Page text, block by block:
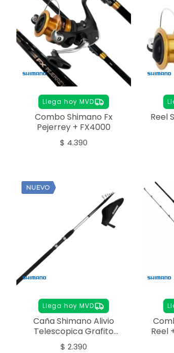
Llega hoy MVD
Combo Shimano Fx
Pejerrey + FX4000
$ 4.390
Reel
Llega hoy MVD
Caña Shimano Alivio
Telescopica Grafito
3.00mts
$ 2.390
Reel